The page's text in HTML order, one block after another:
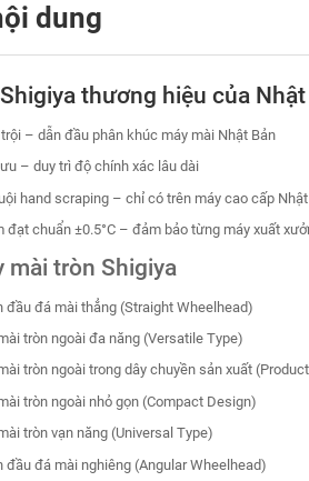
dung
thương hiệu của
– dẫn đầu phân khúc máy mài Nhật Bản
– duy trì độ chính xác lâu dài
hand scraping – chỉ có trên máy cao cấp Nhật
đạt chuẩn ±0.5°C – đảm bảo từng máy xuất
mài tròn Shigiya
đầu đá mài thẳng (Straight Wheelhead)
tròn ngoài đa năng (Versatile Type)
tròn ngoài trong dây chuyền sản xuất
tròn ngoài nhỏ gọn (Compact Design)
tròn vạn năng (Universal Type)
đầu đá mài nghiêng (Angular Wheelhead)